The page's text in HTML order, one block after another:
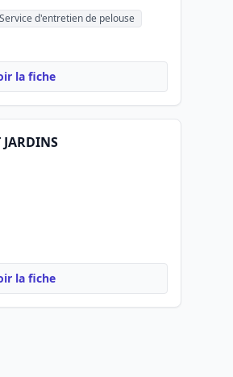
Service d'entretien de pelouse
la fiche
JARDINS
la fiche